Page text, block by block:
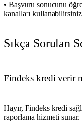
• Başvuru sonucunu
kanalları
Sıkça Sorulan
Findeks kredi verir
Hayır, Findeks kredi
raporlama hizmeti sunar.